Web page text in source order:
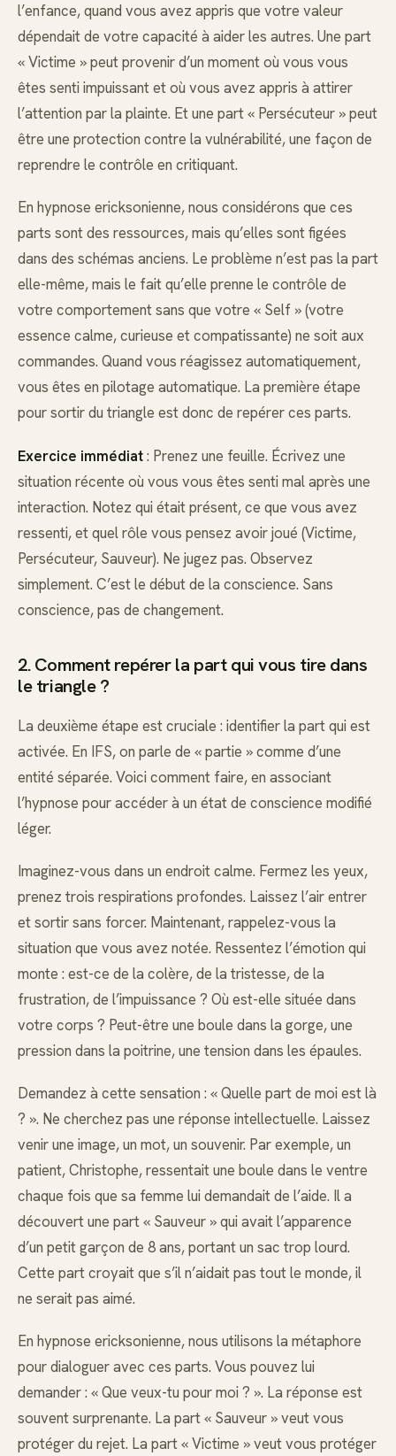
l’enfance, quand vous avez appris que votre valeur
dépendait de votre capacité à aider les autres. Une part
« Victime » peut provenir d’un moment où vous vous
êtes senti impuissant et où vous avez appris à attirer
l’attention par la plainte. Et une part « Persécuteur » peut
être une protection contre la vulnérabilité, une façon de
reprendre le contrôle en critiquant.
En hypnose ericksonienne, nous considérons que ces
parts sont des ressources, mais qu’elles sont figées
dans des schémas anciens. Le problème n’est pas la part
elle-même, mais le fait qu’elle prenne le contrôle de
votre comportement sans que votre « Self » (votre
essence calme, curieuse et compatissante) ne soit aux
commandes. Quand vous réagissez automatiquement,
vous êtes en pilotage automatique. La première étape
pour sortir du triangle est donc de repérer ces parts.
Exercice immédiat: Prenez une feuille. Écrivez une
situation récente où vous vous êtes senti mal après une
interaction. Notez qui était présent, ce que vous avez
ressenti, et quel rôle vous pensez avoir joué (Victime,
Persécuteur, Sauveur). Ne jugez pas. Observez
simplement. C’est le début de la conscience. Sans
conscience, pas de changement.
2. Comment repérer la part qui vous tire dans
le triangle ?
La deuxième étape est cruciale : identifier la part qui est
activée. En IFS, on parle de « partie » comme d’une
entité séparée. Voici comment faire, en associant
l’hypnose pour accéder à un état de conscience modifié
léger.
Imaginez-vous dans un endroit calme. Fermez les yeux,
prenez trois respirations profondes. Laissez l’air entrer
et sortir sans forcer. Maintenant, rappelez-vous la
situation que vous avez notée. Ressentez l’émotion qui
monte : est-ce de la colère, de la tristesse, de la
frustration, de l’impuissance ? Où est-elle située dans
votre corps ? Peut-être une boule dans la gorge, une
pression dans la poitrine, une tension dans les épaules.
Demandez à cette sensation : « Quelle part de moi est là
? ». Ne cherchez pas une réponse intellectuelle. Laissez
venir une image, un mot, un souvenir. Par exemple, un
patient, Christophe, ressentait une boule dans le ventre
chaque fois que sa femme lui demandait de l’aide. Il a
découvert une part « Sauveur » qui avait l’apparence
d’un petit garçon de 8 ans, portant un sac trop lourd.
Cette part croyait que s’il n’aidait pas tout le monde, il
ne serait pas aimé.
En hypnose ericksonienne, nous utilisons la métaphore
pour dialoguer avec ces parts. Vous pouvez lui
demander : « Que veux-tu pour moi ? ». La réponse est
souvent surprenante. La part « Sauveur » veut vous
protéger du rejet. La part « Victime » veut vous protéger